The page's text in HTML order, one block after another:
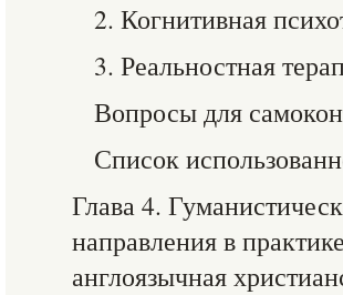
2. Когнитивная
3. Реальностная
Вопросы для
Список
Глава 4.
направления в
англоязычная